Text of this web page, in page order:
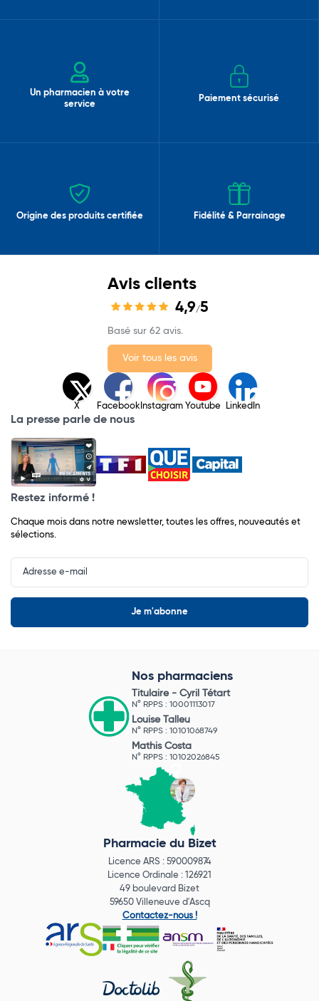
Un pharmacien à votre
service
Paiement sécurisé
Origine des produits certifiée Fidélité & Parrainage
Avis clients
4,9/5
Basé sur 62 avis.
Voir tous les avis
X Facebook Instagram Youtube LinkedIn
La presse parle de nous
Restez informé !
Chaque mois dans notre newsletter, toutes les offres, nouveautés et
sélections.
Input
Newsletter
Nos pharmaciens
Titulaire - Cyril Tétart
N° RPPS : 10001113017
Louise Talleu
N° RPPS : 10101068749
Mathis Costa
N° RPPS : 10102026845
Pharmacie du Bizet
Licence ARS : 590009874
Licence Ordinale : 126921
49 boulevard Bizet
59650 Villeneuve d'Ascq
Contactez-nous !